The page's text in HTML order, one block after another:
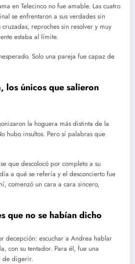
en Telecinco no fue amable. Las cuatro
se enfrentaron a sus verdades sin
reproches sin resolver y muy
estaba al límite.
Solo una pareja fue capaz de
los únicos que salieron
la hoguera más distinta de la
hubo insultos. Pero sí palabras que
que descolocó por completo a su
a qué se refería y el desconcierto fue
comenzó un cara a cara sincero,
que no se habían dicho
decepción: escuchar a Andrea hablar
con su tentador. Para él, fue una
de digerir.